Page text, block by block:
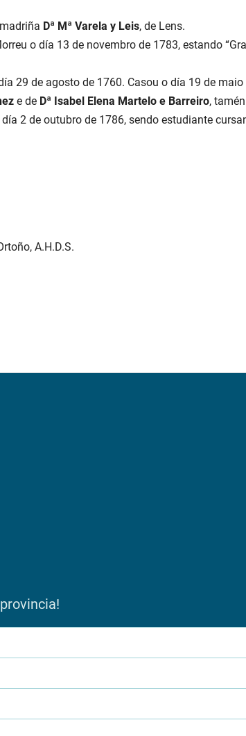
Dª Mª Varela y Leis, de Lens.
o día 13 de novembro de 1783, estando
29 de agosto de 1760. Casou o día 19 de
e de Dª Isabel Elena Martelo e Barreiro,
2 de outubro de 1786, sendo estudiante
A.H.D.S.